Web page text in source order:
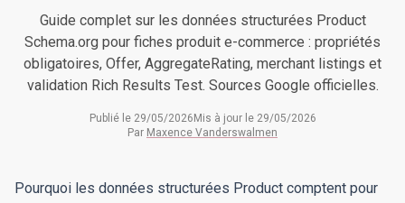
Guide complet sur les données structurées Product
Schema.org pour fiches produit e-commerce : propriétés
obligatoires, Offer, AggregateRating, merchant listings et
validation Rich Results Test. Sources Google officielles.
Publié le 29/05/2026 Mis à jour le 29/05/2026
Par Maxence Vanderswalmen
Pourquoi les données structurées Product comptent pour